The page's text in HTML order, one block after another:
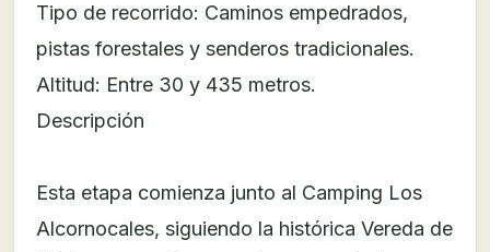
Tipo de recorrido: Caminos empedrados,
pistas forestales y senderos tradicionales.
Altitud: Entre 30 y 435 metros.
Descripción
Esta etapa comienza junto al Camping Los
Alcornocales, siguiendo la histórica Vereda de